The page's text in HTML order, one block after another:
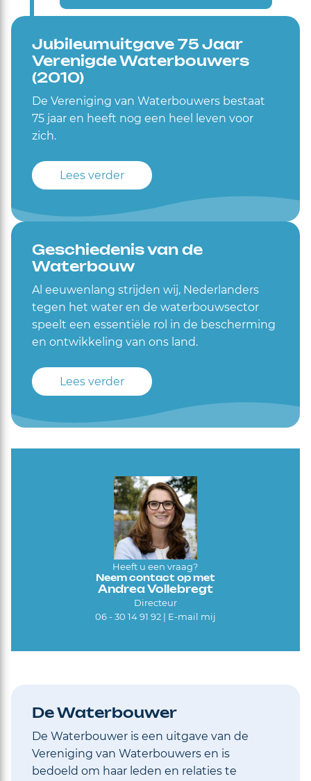
Jubileumuitgave 75 Jaar
Verenigde Waterbouwers
(2010)
De Vereniging van Waterbouwers bestaat
75 jaar en heeft nog een heel leven voor
zich.
Lees verder
Geschiedenis van de
Waterbouw
Al eeuwenlang strijden wij, Nederlanders
tegen het water en de waterbouwsector
speelt een essentiële rol in de bescherming
en ontwikkeling van ons land.
Lees verder
Heeft u een vraag?
Neem contact op met
Andrea Vollebregt
Directeur
06 - 30 14 91 92 | E-mail mij
De Waterbouwer
De Waterbouwer is een uitgave van de
Vereniging van Waterbouwers en is
bedoeld om haar leden en relaties te